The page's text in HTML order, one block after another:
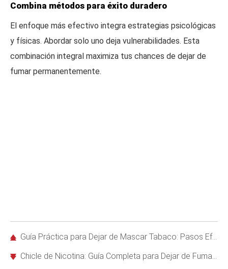
Combina métodos para éxito duradero
El enfoque más efectivo integra estrategias psicológicas
y físicas. Abordar solo uno deja vulnerabilidades. Esta
combinación integral maximiza tus chances de dejar de
fumar permanentemente.
Guía Práctica para Dejar de Mascar Tabaco: Pasos Efectivos Respaldados por Expertos
Chicle de Nicotina: Guía Completa para Dejar de Fumar con Éxito